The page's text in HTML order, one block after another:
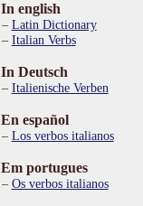
In english
Latin Dictionary
Italian Verbs
In Deutsch
Italienische Verben
En español
Los verbos italianos
Em portugues
Os verbos italianos